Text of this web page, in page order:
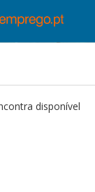
disponível